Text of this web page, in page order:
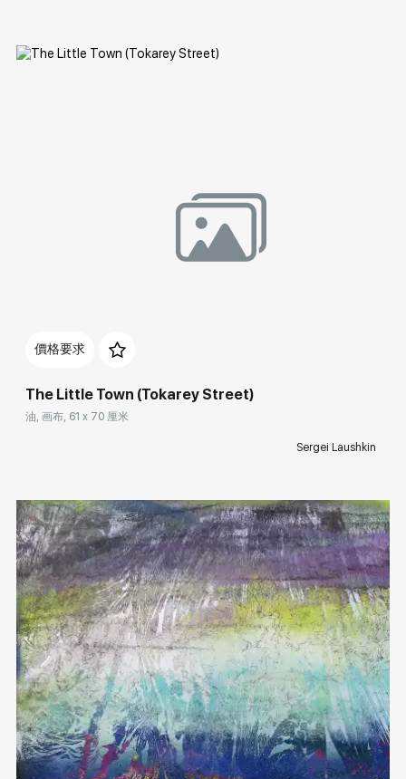
價格要求
The Little Town (Tokarey Street)
油, 画布, 61 x 70 厘米
Sergei Laushkin